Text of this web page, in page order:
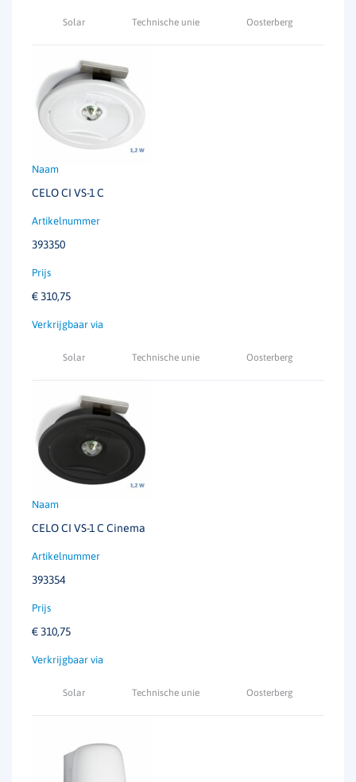
Solar Technische unie Oosterberg
CELO CI VS-1 C
393350
€ 310,75
Solar Technische unie Oosterberg
CELO CI VS-1 C Cinema
393354
€ 310,75
Solar Technische unie Oosterberg